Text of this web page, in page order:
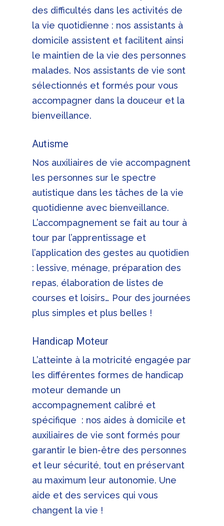
des difficultés dans les activités de
la vie quotidienne : nos assistants à
domicile assistent et facilitent ainsi
le maintien de la vie des personnes
malades. Nos assistants de vie sont
sélectionnés et formés pour vous
accompagner dans la douceur et la
bienveillance.
Autisme
Nos auxiliaires de vie accompagnent
les personnes sur le spectre
autistique dans les tâches de la vie
quotidienne avec bienveillance.
L’accompagnement se fait au tour à
tour par l’apprentissage et
l’application des gestes au quotidien
: lessive, ménage, préparation des
repas, élaboration de listes de
courses et loisirs… Pour des journées
plus simples et plus belles !
Handicap Moteur
L’atteinte à la motricité engagée par
les différentes formes de handicap
moteur demande un
accompagnement calibré et
spécifique : nos aides à domicile et
auxiliaires de vie sont formés pour
garantir le bien-être des personnes
et leur sécurité, tout en préservant
au maximum leur autonomie. Une
aide et des services qui vous
changent la vie !